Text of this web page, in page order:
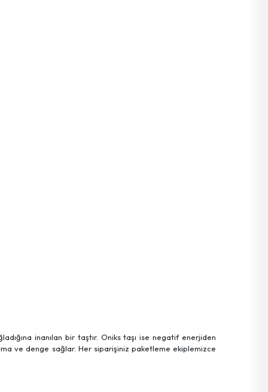
inanılan bir taştır. Oniks taşı ise negatif enerjiden
ve denge sağlar. Her siparişiniz paketleme ekiplemizce